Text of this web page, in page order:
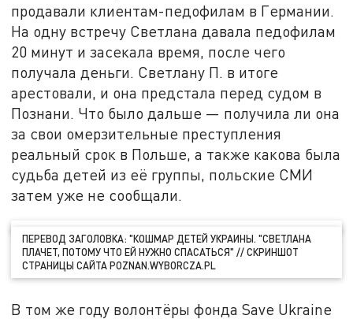
продавали клиентам-педофилам в Германии.
На одну встречу Светлана давала педофилам
20 минут и засекала время, после чего
получала деньги. Светлану П. в итоге
арестовали, и она предстала перед судом в
Познани. Что было дальше — получила ли она
за свои омерзительные преступления
реальный срок в Польше, а также какова была
судьба детей из её группы, польские СМИ
затем уже не сообщали.
ПЕРЕВОД ЗАГОЛОВКА: "КОШМАР ДЕТЕЙ УКРАИНЫ. "СВЕТЛАНА
ПЛАЧЕТ, ПОТОМУ ЧТО ЕЙ НУЖНО СПАСАТЬСЯ" // СКРИНШОТ
СТРАНИЦЫ САЙТА POZNAN.WYBORCZA.PL
В том же году волонтёры фонда Save Ukraine